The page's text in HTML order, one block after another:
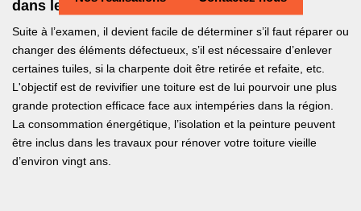
dans le 32430
Suite à l’examen, il devient facile de déterminer s’il faut réparer ou
changer des éléments défectueux, s’il est nécessaire d’enlever
certaines tuiles, si la charpente doit être retirée et refaite, etc.
L'objectif est de revivifier une toiture est de lui pourvoir une plus
grande protection efficace face aux intempéries dans la région.
La consommation énergétique, l’isolation et la peinture peuvent
être inclus dans les travaux pour rénover votre toiture vieille
d’environ vingt ans.